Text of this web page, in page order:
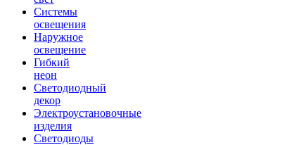
Системы
освещения
Наружное
освещение
Гибкий
неон
Светодиодный
декор
Электроустановочные
изделия
Светодиоды